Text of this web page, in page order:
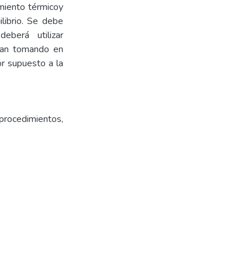
térmicoy
Se debe
utilizar
tomando en
supuesto a la